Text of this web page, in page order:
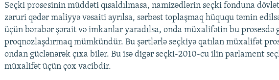
Seçki prosesinin müddəti qısaldılmasa, namizədlərin seçki fonduna
zəruri qədər maliyyə vəsaiti ayrılsa, sərbəst toplaşmaq hüququ təmin
üçün bərabər şərait və imkanlar yaradılsa, onda müxalifətin bu prosesdə
proqnozlaşdırmaq mümkündür. Bu şərtlərlə seçkiyə qatılan müxalifət
ondan güclənərək çıxa bilər. Bu isə digər seçki-2010-cu ilin parlament
müxalifət üçün çox vacibdir.